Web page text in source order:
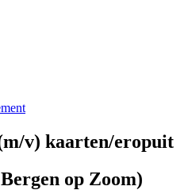
v) kaarten/eropuit
op Zoom)